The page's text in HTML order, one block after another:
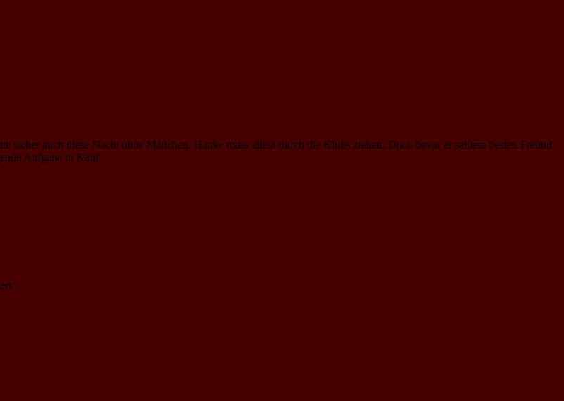
auch diese Nacht ohne Mädchen. Hauke muss allein durch die Klubs ziehen. Doch bevor er seinem besten Freund
Aufgabe in Kauf.